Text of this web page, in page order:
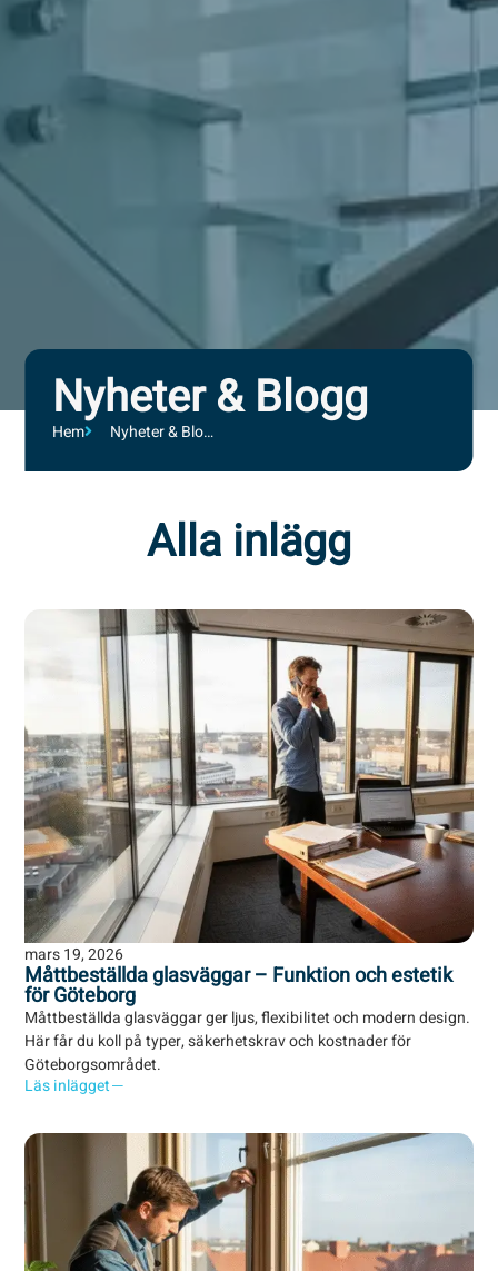
Nyheter & Blogg
Hem Nyheter & Blogg
Alla inlägg
mars 19, 2026
Måttbeställda glasväggar – Funktion och estetik
för Göteborg
Måttbeställda glasväggar ger ljus, flexibilitet och modern design.
Här får du koll på typer, säkerhetskrav och kostnader för
Göteborgsområdet.
Läs inlägget